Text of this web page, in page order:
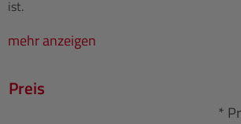
ist.
mehr anzeigen
Preis
*